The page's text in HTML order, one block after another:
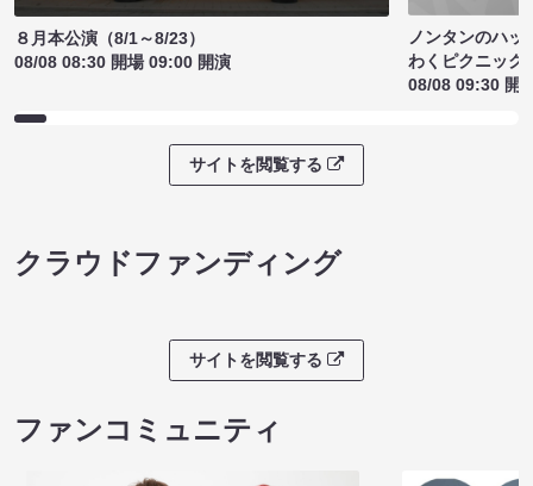
８月本公演（8/1～8/23）
08/08 08:30 開場 09:00 開演
ノンタンのハッ
わくピクニック
08/08 09:30 開
サイトを閲覧する
クラウドファンディング
サイトを閲覧する
ファンコミュニティ